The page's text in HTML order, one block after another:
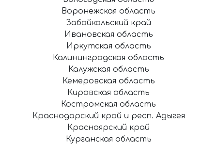
Воронежская область
Забайкальский край
Ивановская область
Иркутская область
Калининградская область
Калужская область
Кемеровская область
Кировская область
Костромская область
Краснодарский край и респ. Адыгея
Красноярский край
Курганская область